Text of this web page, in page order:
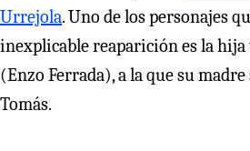
Urrejola. Uno de los personajes
inexplicable reaparición es la hija
(Enzo Ferrada), a la que su
Tomás.